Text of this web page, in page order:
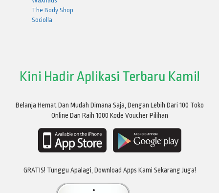
The Body Shop
Sociolla
Kini Hadir Aplikasi Terbaru Kami!
Belanja Hemat Dan Mudah Dimana Saja, Dengan Lebih Dari 100 Toko
Online Dan Raih 1000 Kode Voucher Pilihan
GRATIS! Tunggu Apalagi, Download Apps Kami Sekarang Juga!